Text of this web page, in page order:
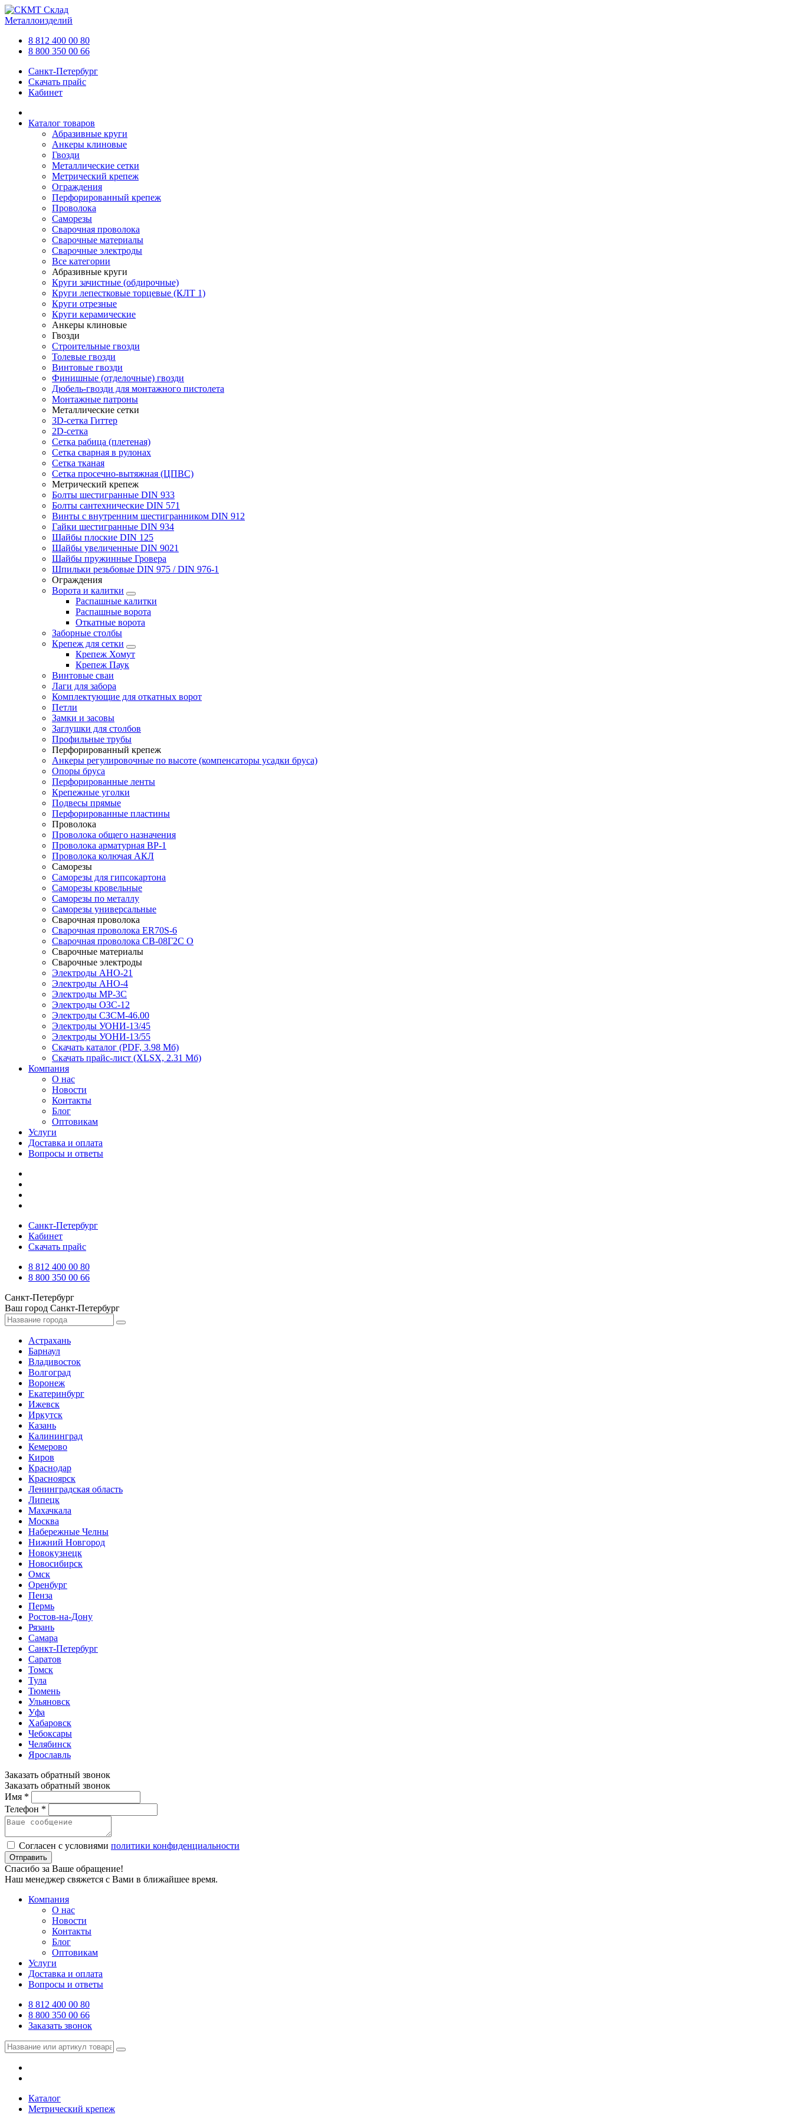
Склад
Металлоизделий
8 812 400 00 80
8 800 350 00 66
Санкт-Петербург
Скачать прайс
Кабинет
Каталог товаров
Абразивные круги
Анкеры клиновые
Гвозди
Металлические сетки
Метрический крепеж
Ограждения
Перфорированный крепеж
Проволока
Саморезы
Сварочная проволока
Сварочные материалы
Сварочные электроды
Все категории
Абразивные круги
Круги зачистные (обдирочные)
Круги лепестковые торцевые (КЛТ 1)
Круги отрезные
Круги керамические
Анкеры клиновые
Гвозди
Строительные гвозди
Толевые гвозди
Винтовые гвозди
Финишные (отделочные) гвозди
Дюбель-гвозди для монтажного пистолета
Монтажные патроны
Металлические сетки
3D-сетка Гиттер
2D-сетка
Сетка рабица (плетеная)
Сетка сварная в рулонах
Сетка тканая
Сетка просечно-вытяжная (ЦПВС)
Метрический крепеж
Болты шестигранные DIN 933
Болты сантехнические DIN 571
Винты с внутренним шестигранником DIN 912
Гайки шестигранные DIN 934
Шайбы плоские DIN 125
Шайбы увеличенные DIN 9021
Шайбы пружинные Гровера
Шпильки резьбовые DIN 975 / DIN 976-1
Ограждения
Ворота и калитки
Распашные калитки
Распашные ворота
Откатные ворота
Заборные столбы
Крепеж для сетки
Крепеж Хомут
Крепеж Паук
Винтовые сваи
Лаги для забора
Комплектующие для откатных ворот
Петли
Замки и засовы
Заглушки для столбов
Профильные трубы
Перфорированный крепеж
Анкеры регулировочные по высоте (компенсаторы усадки бруса)
Опоры бруса
Перфорированные ленты
Крепежные уголки
Подвесы прямые
Перфорированные пластины
Проволока
Проволока общего назначения
Проволока арматурная ВР-1
Проволока колючая АКЛ
Саморезы
Саморезы для гипсокартона
Саморезы кровельные
Саморезы по металлу
Саморезы универсальные
Сварочная проволока
Сварочная проволока ER70S-6
Сварочная проволока СВ-08Г2С О
Сварочные материалы
Сварочные электроды
Электроды АНО-21
Электроды АНО-4
Электроды МР-3С
Электроды ОЗС-12
Электроды СЗСМ-46.00
Электроды УОНИ-13/45
Электроды УОНИ-13/55
Скачать каталог (PDF, 3.98 Мб)
Скачать прайс-лист (XLSX, 2.31 Мб)
Компания
О нас
Новости
Контакты
Блог
Оптовикам
Услуги
Доставка и оплата
Вопросы и ответы
Санкт-Петербург
Кабинет
Скачать прайс
8 812 400 00 80
8 800 350 00 66
Санкт-Петербург
Ваш город Санкт-Петербург
Астрахань
Барнаул
Владивосток
Волгоград
Воронеж
Екатеринбург
Ижевск
Иркутск
Казань
Калининград
Кемерово
Киров
Краснодар
Красноярск
Ленинградская область
Липецк
Махачкала
Москва
Набережные Челны
Нижний Новгород
Новокузнецк
Новосибирск
Омск
Оренбург
Пенза
Пермь
Ростов-на-Дону
Рязань
Самара
Санкт-Петербург
Саратов
Томск
Тула
Тюмень
Ульяновск
Уфа
Хабаровск
Чебоксары
Челябинск
Ярославль
Заказать обратный звонок
Заказать обратный звонок
Имя *
Телефон *
Согласен с условиями политики конфиденциальности
Отправить
Спасибо за Ваше обращение!
Наш менеджер свяжется с Вами в ближайшее время.
Компания
О нас
Новости
Контакты
Блог
Оптовикам
Услуги
Доставка и оплата
Вопросы и ответы
8 812 400 00 80
8 800 350 00 66
Заказать звонок
Каталог
Метрический крепеж